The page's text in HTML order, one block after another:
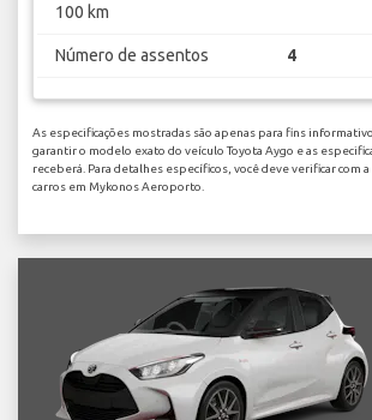
100 km
Número de assentos 4
As especificações mostradas são apenas para fins
garantir o modelo exato do veículo Toyota Aygo e as
receberá. Para detalhes específicos, você deve verificar com
carros em Mykonos Aeroporto.